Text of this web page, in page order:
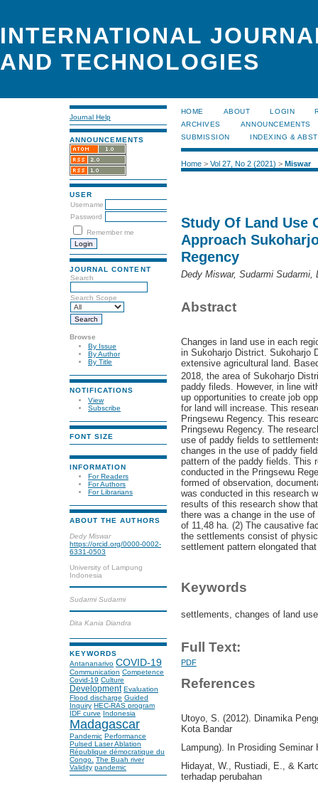
INTERNATIONAL
AND TECHNOLOGIES
Journal Help
ANNOUNCEMENTS
USER
Username
Password
Remember me
JOURNAL CONTENT
Search
Search Scope
Browse
By Issue
By Author
By Title
NOTIFICATIONS
View
Subscribe
FONT SIZE
INFORMATION
For Readers
For Authors
For Librarians
ABOUT THE AUTHORS
Dedy Miswar
https://orcid.org/0000-0002-
6331-0503
University of Lampung
Indonesia
Sudarmi Sudarmi
Dita Kania Diandra
KEYWORDS
Antananarivo COVID-19
Communication Competence
Covid-19 Culture
Development Evaluation
Flood discharge Guided
Inquiry HEC-RAS program
IDF curve Indonesia
Madagascar
Pandemic Performance
Pulsed Laser Ablation
République démocratique du
Congo. The Buah river
Validity pandemic
HOME ABOUT LOGIN
ARCHIVES
ANNOUNCEMENTS
SUBMISSION
INDEXING &
Home> Vol 27, No 2 (2021) > Miswar
Study Of Land Use
Approach
Regency
Dedy Miswar, Sudarmi Sudarmi,
Abstract
Changes in land use in each
in Sukoharjo District. Sukoharjo
extensive agricultural land.
2018, the area of Sukoharjo
paddy fileds. However, in line
up opportunities to create job
for land will increase. This
Pringsewu Regency. This
Pringsewu Regency. The
use of paddy fields to
changes in the use of paddy
pattern of the paddy fields. This
conducted in the Pringsewu
formed of observation,
was conducted in this research
results of this research show
there was a change in the use
of 11,48 ha. (2) The causative
the settlements consist of
settlement pattern elongated
Keywords
settlements, changes of land
Full Text:
PDF
References
Utoyo, S. (2012). Dinamika
Kota Bandar
Lampung). In Prosiding
Hidayat, W., Rustiadi, E., &
terhadap perubahan